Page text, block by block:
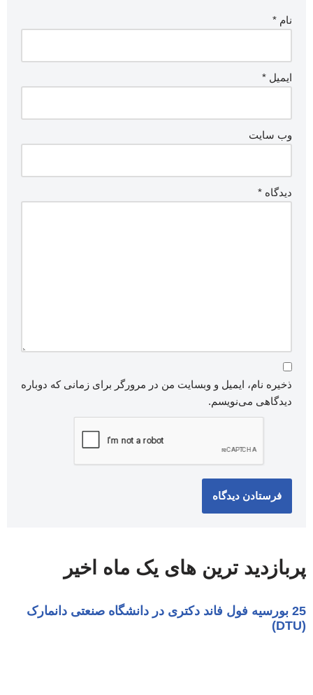
نام *
ایمیل *
وب‌ سایت
دیدگاه *
ذخیره نام، ایمیل و وبسایت من در مرورگر برای زمانی که دوباره
دیدگاهی می‌نویسم.
پربازدید ترین های یک ماه اخیر